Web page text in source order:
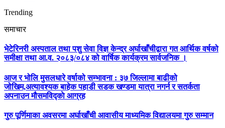
Trending
समाचार
भेटेरिनरी अस्पताल तथा पशु सेवा विज्ञ केन्द्र अर्घाखाँचीद्वारा गत आर्थिक वर्षको
समीक्षा तथा आ.व. २०८३/०८४ को वार्षिक कार्यक्रम सार्वजनिक ।
आज र भोलि मुसलधारे वर्षाको सम्भावना : ३७ जिल्लामा बाढीको
जोखिम,अत्यावश्यक बाहेक पहाडी सडक खण्डमा यात्रा नगर्न र सतर्कता
अपनाउन मौसमविद्काे आग्रह
गुरु पूर्णिमाका अवसरमा अर्घाखाँची आवासीय माध्यमिक विद्यालयमा गुरु सम्मान